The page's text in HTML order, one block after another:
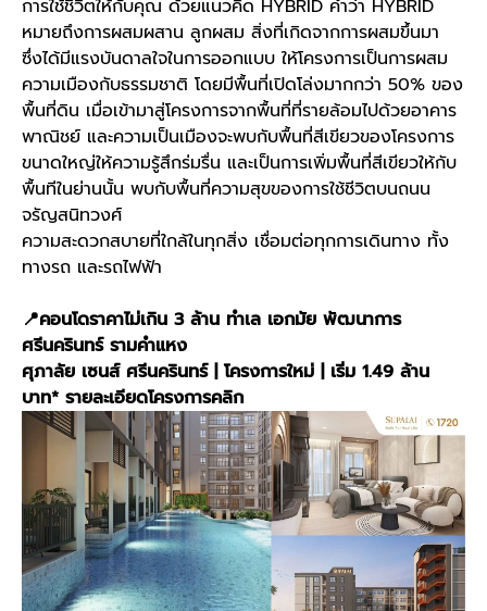
การใช้ชีวิตให้กับคุณ ด้วยแนวคิด HYBRID คำว่า HYBRID
หมายถึงการผสมผสาน ลูกผสม สิ่งที่เกิดจากการผสมขึ้นมา
ซึ่งได้มีแรงบันดาลใจในการออกแบบ ให้โครงการเป็นการผสม
ความเมืองกับธรรมชาติ โดยมีพื้นที่เปิดโล่งมากกว่า 50% ของ
พื้นที่ดิน เมื่อเข้ามาสู่โครงการจากพื้นที่ที่รายล้อมไปด้วยอาคาร
พาณิชย์ และความเป็นเมืองจะพบกับพื้นที่สีเขียวของโครงการ
ขนาดใหญ่ให้ความรู้สึกร่มรื่น และเป็นการเพิ่มพื้นที่สีเขียวให้กับ
พื้นทีในย่านนั้น พบกับพื้นที่ความสุขของการใช้ชีวิตบนถนน
จรัญสนิทวงศ์
ความสะดวกสบายที่ใกล้ในทุกสิ่ง เชื่อมต่อทุกการเดินทาง ทั้ง
ทางรถ และรถไฟฟ้า
📍คอนโดราคาไม่เกิน 3 ล้าน ทำเล เอกมัย พัฒนาการ
ศรีนครินทร์ รามคำแหง
ศุภาลัย เซนส์ ศรีนครินทร์ | โครงการใหม่ | เริ่ม 1.49 ล้าน
บาท* รายละเอียดโครงการคลิก